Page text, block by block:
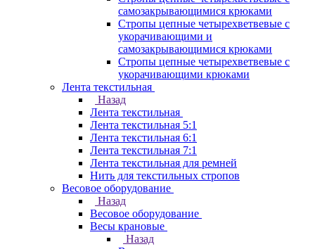
самозакрывающимися крюками
Стропы цепные четырехветвевые с
укорачивающими и
самозакрывающимися крюками
Стропы цепные четырехветвевые с
укорачивающими крюками
Лента текстильная
Назад
Лента текстильная
Лента текстильная 5:1
Лента текстильная 6:1
Лента текстильная 7:1
Лента текстильная для ремней
Нить для текстильных стропов
Весовое оборудование
Назад
Весовое оборудование
Весы крановые
Назад